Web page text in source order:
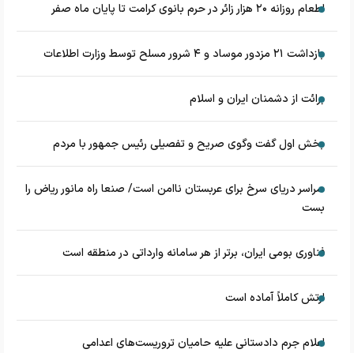
اطعام روزانه ۲۰ هزار زائر در حرم بانوی کرامت تا پایان ماه صفر
بازداشت ۲۱ مزدور موساد و ۴ شرور مسلح توسط وزارت اطلاعات
برائت از دشمنان ایران و اسلام
بخش اول گفت وگوی صریح و تفصیلی رئیس جمهور با مردم
سراسر دریای سرخ برای عربستان ناامن است/ صنعا راه مانور ریاض را
بست
فناوری بومی ایران، برتر از هر سامانه وارداتی در منطقه است
ارتش کاملاً آماده است
اعلام جرم دادستانی علیه حامیان تروریست‌های اعدامی